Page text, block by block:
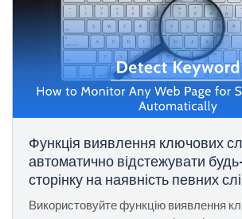
Функція виявлення ключових
автоматично відстежувати
сторінку на наявність певних
Використовуйте функцію виявлення